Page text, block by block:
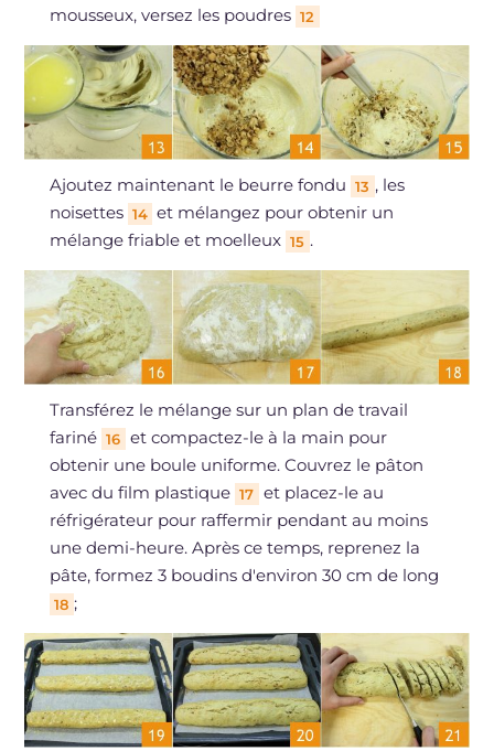
mousseux, versez les poudres 12
Ajoutez maintenant le beurre fondu 13 , les
noisettes 14 et mélangez pour obtenir un
mélange friable et moelleux 15 .
Transférez le mélange sur un plan de travail
fariné 16 et compactez-le à la main pour
obtenir une boule uniforme. Couvrez le pâton
avec du film plastique 17 et placez-le au
réfrigérateur pour raffermir pendant au moins
une demi-heure. Après ce temps, reprenez la
pâte, formez 3 boudins d'environ 30 cm de long
18 ;